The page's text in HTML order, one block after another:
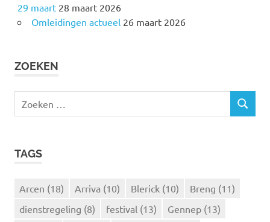
29 maart 28 maart 2026
Omleidingen actueel 26 maart 2026
ZOEKEN
e
Z
TAGS
Arcen (18) Arriva (10) Blerick (10) Breng (11)
dienstregeling (8) festival (13) Gennep (13)